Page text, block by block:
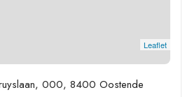
Leaflet
000, 8400 Oostende